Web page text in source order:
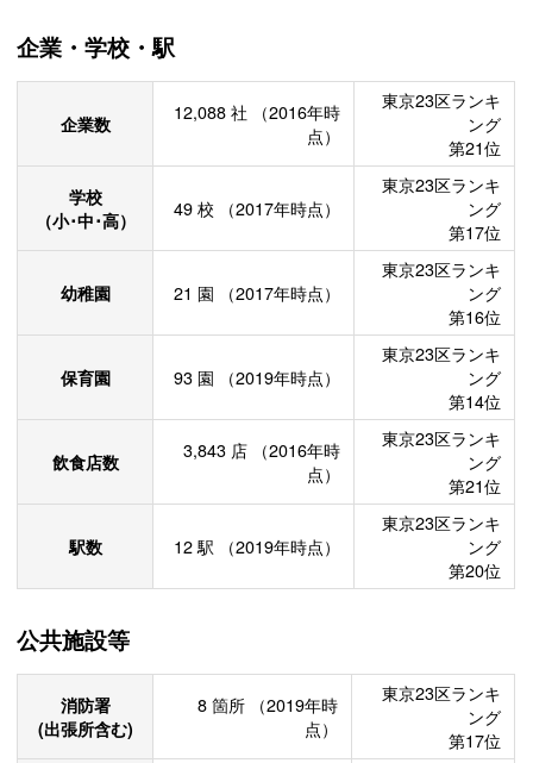
企業・学校・駅
企業数 12,088 社
（2016年時
点）
東京23区ランキ
ング
第21位
学校
（小･中･高）
49 校 （2017年時点）
東京23区ランキ
ング
第17位
幼稚園 21 園 （2017年時点）
東京23区ランキ
ング
第16位
保育園 93 園 （2019年時点）
東京23区ランキ
ング
第14位
飲食店数 3,843 店
（2016年時
点）
東京23区ランキ
ング
第21位
駅数 12駅 （2019年時点）
東京23区ランキ
ング
第20位
公共施設等
消防署
(出張所含む)
8 箇所
（2019年時
点）
東京23区ランキ
ング
第17位